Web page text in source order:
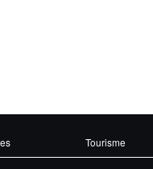
Tourisme